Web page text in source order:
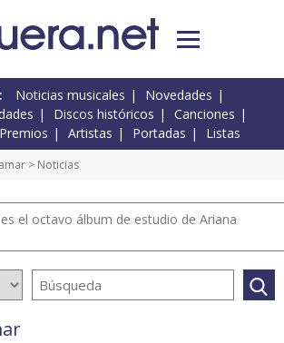
Noticias musicales
Novedades
Discos históricos
Canciones
Premios Artistas Portadas Listas
> Noticias
el octavo álbum de estudio de Ariana